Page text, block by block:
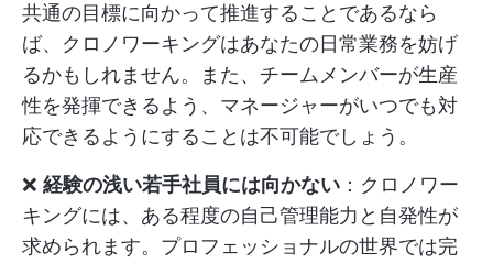
共通の目標に向かって推進することであるなら
ば、クロノワーキングはあなたの日常業務を妨げ
るかもしれません。また、チームメンバーが生産
性を発揮できるよう、マネージャーがいつでも対
応できるようにすることは不可能でしょう。
❌ 経験の浅い若手社員には向かない ：クロノワー
キングには、ある程度の自己管理能力と自発性が
求められます。プロフェッショナルの世界では完